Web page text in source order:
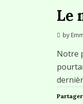
Le
by
Notre